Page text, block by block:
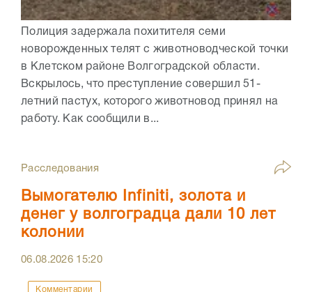
Полиция задержала похитителя семи
новорожденных телят с животноводческой точки
в Клетском районе Волгоградской области.
Вскрылось, что преступление совершил 51-
летний пастух, которого животновод принял на
работу. Как сообщили в...
Расследования
Вымогателю Infiniti, золота и
денег у волгоградца дали 10 лет
колонии
06.08.2026 15:20
Комментарии